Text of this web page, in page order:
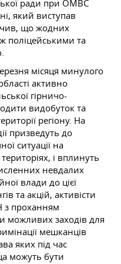
ради при ОМВС
який виступав
що жодних
поліцейськими та
місяця минулого
активно
гірничо-
видобуток та
регіону. На
призведуть до
ситуації на
і вплинуть
невдалих
влади до цієї
та акцій, активісти
проханням
можливих заходів для
мешканців
яких під час
можуть бути